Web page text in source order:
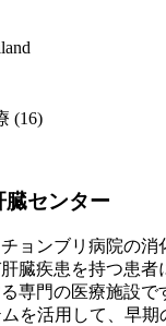
(16)
センター
ョンブリ病院の消
臓疾患を持つ患者
専門の医療施設で
を活用して、早期